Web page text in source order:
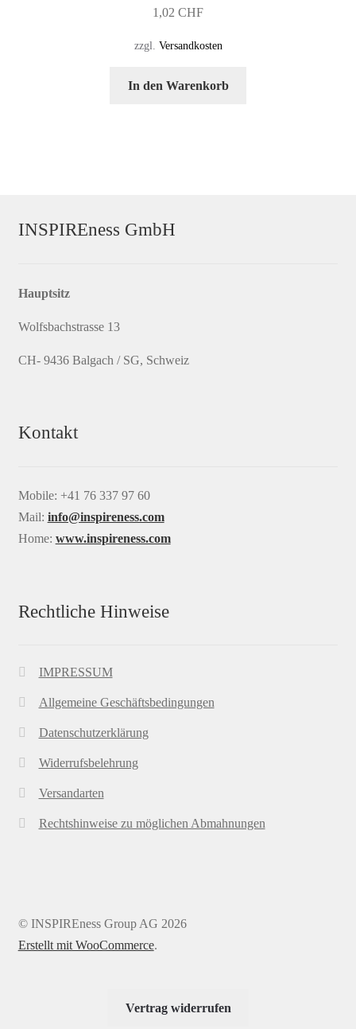
1,02 CHF
zzgl. Versandkosten
In den Warenkorb
INSPIREness GmbH
Hauptsitz
Wolfsbachstrasse 13
CH- 9436 Balgach / SG, Schweiz
Kontakt
Mobile: +41 76 337 97 60
Mail: info@inspireness.com
Home: www.inspireness.com
Rechtliche Hinweise
IMPRESSUM
Allgemeine Geschäftsbedingungen
Datenschutzerklärung
Widerrufsbelehrung
Versandarten
Rechtshinweise zu möglichen Abmahnungen
© INSPIREness Group AG 2026
Erstellt mit WooCommerce.
Vertrag widerrufen